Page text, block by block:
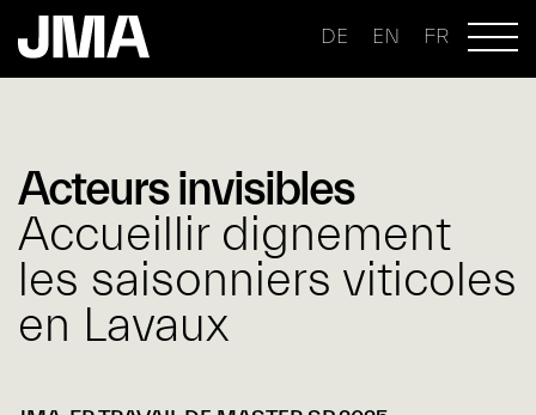
DE EN FR
Acteurs invisibles
Accueillir dignement
les saisonniers viticoles
en Lavaux